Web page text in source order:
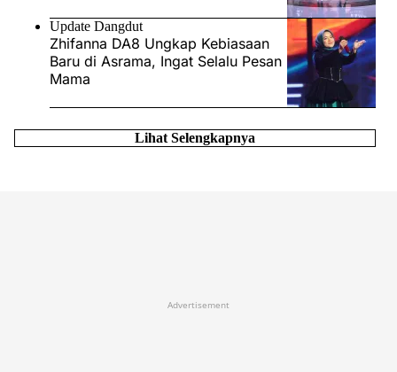
Update Dangdut
Zhifanna DA8 Ungkap Kebiasaan
Baru di Asrama, Ingat Selalu Pesan
Mama
Lihat Selengkapnya
Advertisement